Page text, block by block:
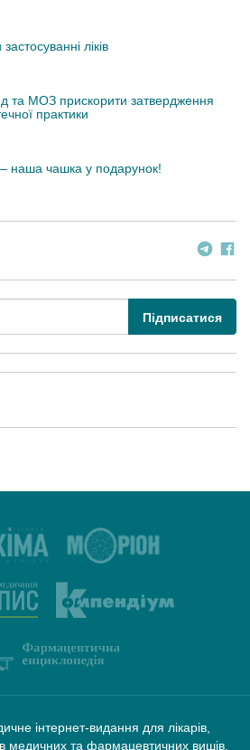
ліків
та МОЗ прискорити затвердження
практики
наша чашка у подарунок!
Підписатися
інтернет-видання для лікарів,
медичних та фармацевтичних вишів.